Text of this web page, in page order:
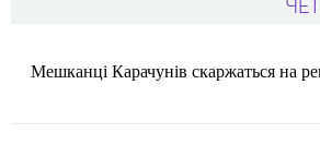
Мешканці Карачунів скаржаться на